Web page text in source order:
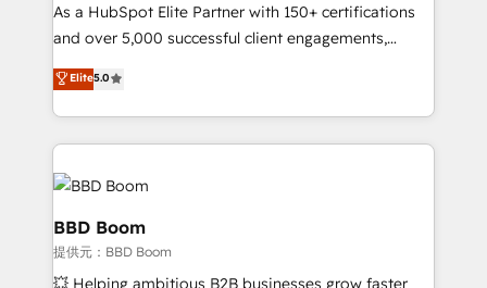
de conversion qui transforment les visiteurs en
opportunités d'affaires ➤ La mise en place de
stratégies d'acquisition marketing (SEO, SEA,
inbound, automatisation marketing, ABM, IA,
emailing) Informations clés : - 10 ans d'expérience -
100+ intégrations CRM HubSpot réussies - 40
experts conseil - 150 certifications HubSpot
cumulées
As a HubSpot Elite Partner with 150+ certifications
and over 5,000 successful client engagements,
Vonazon turns marketing complexity into
measurable, scalable growth. From onboarding to
enterprise-grade campaigns, our in-house team
builds scalable strategies that drive long-term
revenue. ⚙️ HubSpot Integration & Optimization •
Seamless CRM, CMS, and automation setup •
Complex platform migrations and data cleanups •
Custom APIs and third-party integrations 📈 End-to-
End Revenue Acceleration • Lifecycle marketing and
Elite5.0
BBD Boom
提供元：BBD Boom
💥 Helping ambitious B2B businesses grow faster